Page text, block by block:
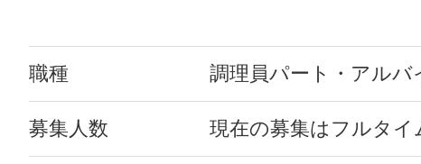
職種 調理員パート・アルバ
募集人数 現在の募集はフルタ